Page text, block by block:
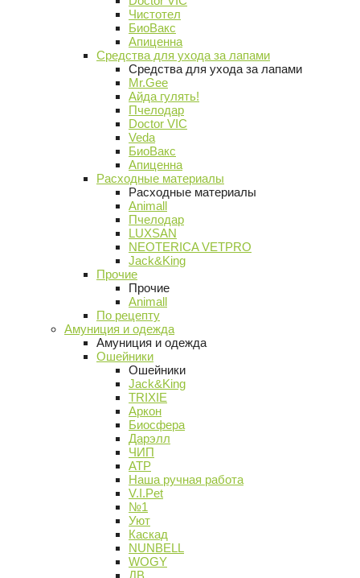
Чистотел
БиоВакс
Апиценна
Средства для ухода за лапами
Средства для ухода за лапами
Mr.Gee
Айда гулять!
Пчелодар
Doctor VIC
Veda
БиоВакс
Апиценна
Расходные материалы
Расходные материалы
Animall
Пчелодар
LUXSAN
NEOTERICA VETPRO
Jack&King
Прочие
Прочие
Animall
По рецепту
Амуниция и одежда
Амуниция и одежда
Ошейники
Ошейники
Jack&King
TRIXIE
Аркон
Биосфера
Дарэлл
ЧИП
АТР
Наша ручная работа
V.I.Pet
№1
Уют
Каскад
NUNBELL
WOGY
ДВ